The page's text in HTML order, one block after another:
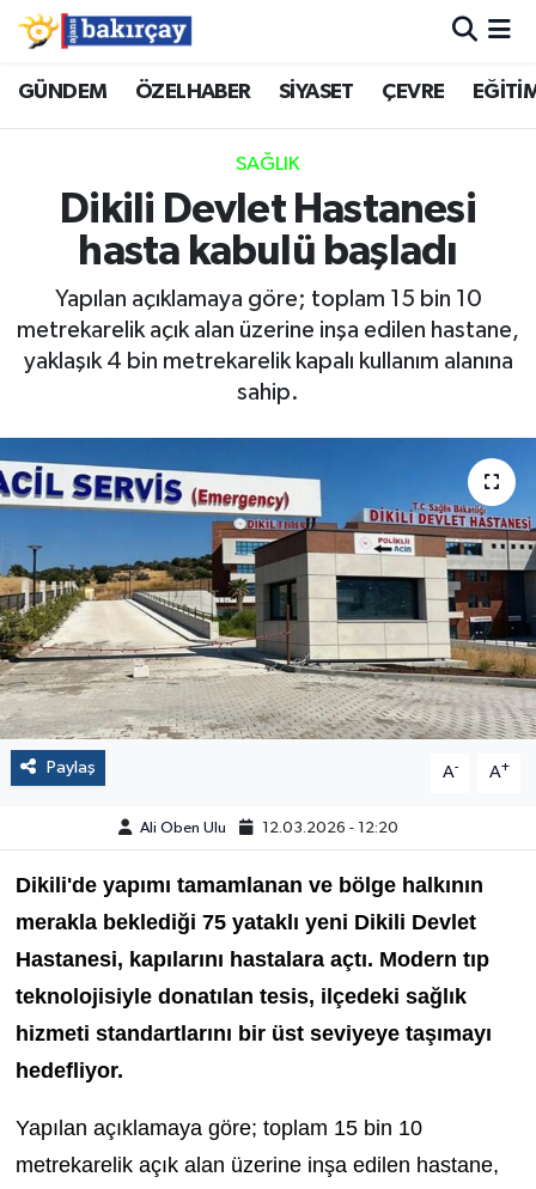
GÜNDEM ÖZELHABER SİYASET ÇEVRE
SAĞLIK
Dikili Devlet Hastanesi
hasta kabulü başladı
Yapılan açıklamaya göre; toplam 15 bin 10
metrekarelik açık alan üzerine inşa edilen hastane,
yaklaşık 4 bin metrekarelik kapalı kullanım alanına
sahip.
Paylaş A- A+
Ali Oben Ulu 12.03.2026 - 12:20
Dikili'de yapımı tamamlanan ve bölge halkının
merakla beklediği 75 yataklı yeni Dikili Devlet
Hastanesi, kapılarını hastalara açtı. Modern tıp
teknolojisiyle donatılan tesis, ilçedeki sağlık
hizmeti standartlarını bir üst seviyeye taşımayı
hedefliyor.
Yapılan açıklamaya göre; toplam 15 bin 10
metrekarelik açık alan üzerine inşa edilen hastane,
İzmir Nöbetçi Eczaneler
İzmir Namaz Vakitleri
Süper Lig Puan Durumu ve Fikstür
Haber Arşivi